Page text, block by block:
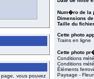
vous pouvez
Num�ro de la
Dimensions
Taille du
Cette photo
Trains en ligne
Cette photo
Conditions
Conditions
Éléments
Paysage -